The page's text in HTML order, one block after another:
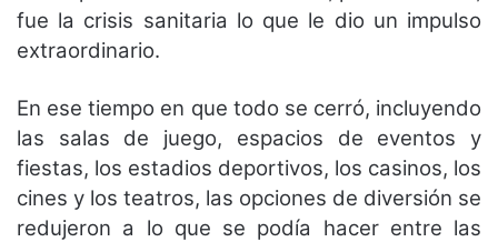
fue la crisis sanitaria lo que le dio un impulso
extraordinario.
En ese tiempo en que todo se cerró, incluyendo
las salas de juego, espacios de eventos y
fiestas, los estadios deportivos, los casinos, los
cines y los teatros, las opciones de diversión se
redujeron a lo que se podía hacer entre las